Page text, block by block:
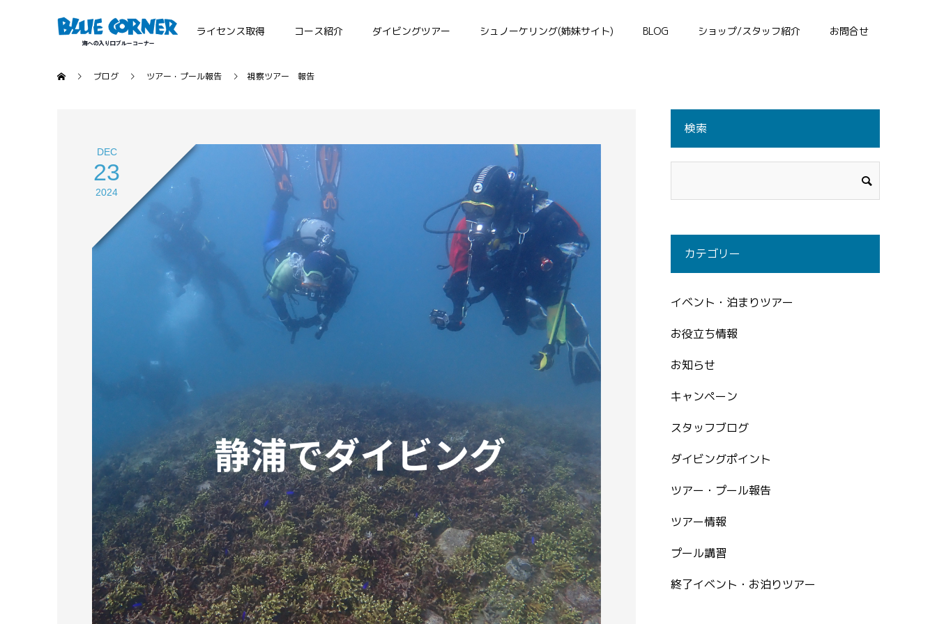
ライセンス取得 コース紹介 ダイビングツアー シュノーケリング(姉妹サイト) BLOG ショップ/スタッフ紹介 お問合せ
ブログ ツアー・プール報告 視察ツアー 報告
DEC
23
2024
検索
カテゴリー
イベント・泊まりツアー
お役立ち情報
お知らせ
キャンペーン
スタッフブログ
ダイビングポイント
ツアー・プール報告
ツアー情報
プール講習
終了イベント・お泊りツアー